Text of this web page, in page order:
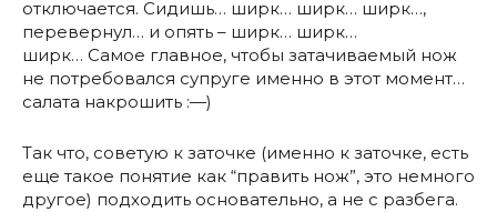
отключается. Сидишь… ширк… ширк… ширк…,
перевернул… и опять – ширк… ширк…
ширк… Самое главное, чтобы затачиваемый нож
не потребовался супруге именно в этот момент…
салата накрошить :—)
Так что, советую к заточке (именно к заточке, есть
еще такое понятие как “править нож”, это немного
другое) подходить основательно, а не с разбега.